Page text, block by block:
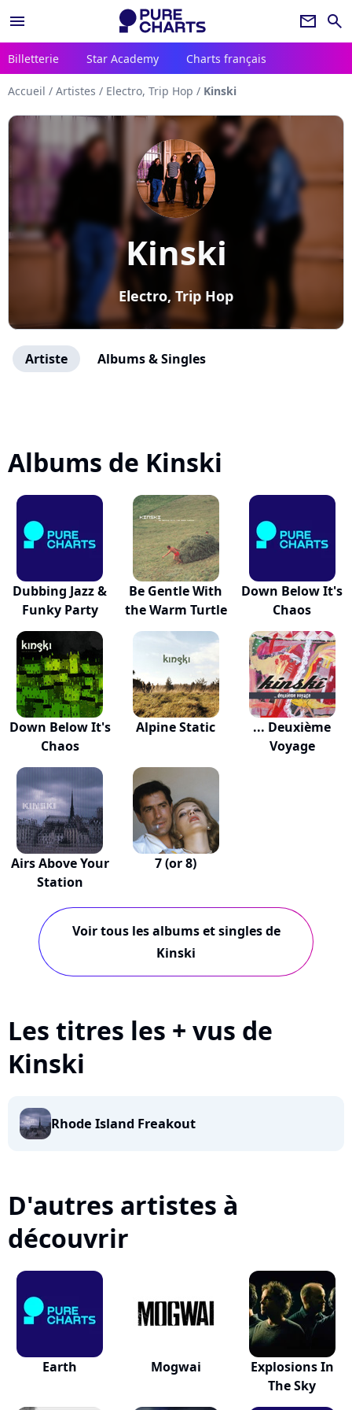
menu newsletter search
Billetterie Star Academy Charts français
Accueil / Artistes / Electro, Trip Hop / Kinski
Kinski
Electro, Trip Hop
Artiste Albums & Singles
Albums de Kinski
Dubbing Jazz &
Funky Party
Be Gentle With
the Warm Turtle
Down Below It's
Chaos
Down Below It's
Chaos
Alpine Static
... Deuxième
Voyage
Airs Above Your
Station
7 (or 8)
Voir tous les albums et singles de
Kinski
Les titres les + vus de
Kinski
Rhode Island Freakout
D'autres artistes à
découvrir
Earth Mogwai
Explosions In
The Sky